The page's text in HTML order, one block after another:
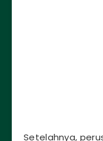
Setelahnya,